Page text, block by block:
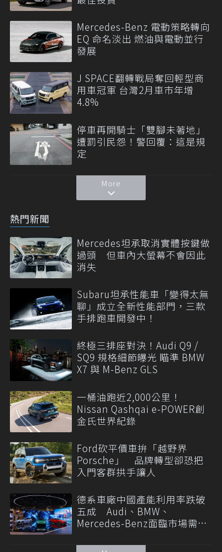
Mercedes-Benz 電動策略轉向
EQ 命名淡出 燃油與電動並行
發展
J SPACE翻轉戰局奪回輕型商
用車冠軍 台灣2月車市年增
4.8%
停車再開騎士「雙腳未著地」
遭罰引民怨！警回覆：這是規
定
More
熱門新聞
Mercedes坦承取消實體按鍵做
過頭 但車內大螢幕不會因此
消失
Subaru坦承性能車「變得太無
聊」成立全新性能部門，三款
手排跑車開發中！
終極三排座對決！Audi Q9 /
SQ9 規格細節曝光 瞄準 BMW
X7 與 M-Benz GLS
一桶油跑近2,000公里！
Nissan Qashqai e-POWER創
金氏世界紀錄
Ford砍平價車拚「越野界
Porsche」 品牌轉型卻恐把
入門客群拱手讓人
德系車廠中國產能利用率跌破
五成 Audi、BMW、
Mercedes-Benz面臨市場需求